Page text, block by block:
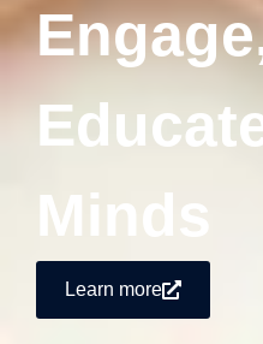
Minds
Learn more